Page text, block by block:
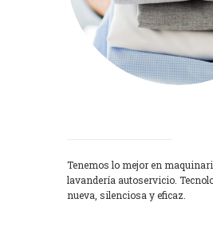
Tenemos lo mejor en
lavandería autoservicio.
nueva, silenciosa y eficaz.